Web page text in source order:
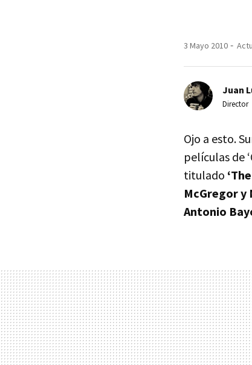
3 Mayo 2010
Juan
Director
Ojo a esto.
películas de
titulado
McGregor y
Antonio